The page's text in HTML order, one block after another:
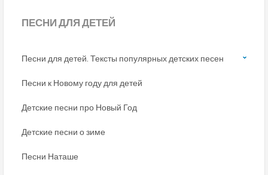
ПЕСНИДЛЯ ДЕТЕЙ
Песни для детей. Тексты популярных детских песен
Песни к Новому году для детей
Детские песни про Новый Год
Детские песни о зиме
Песни Наташе